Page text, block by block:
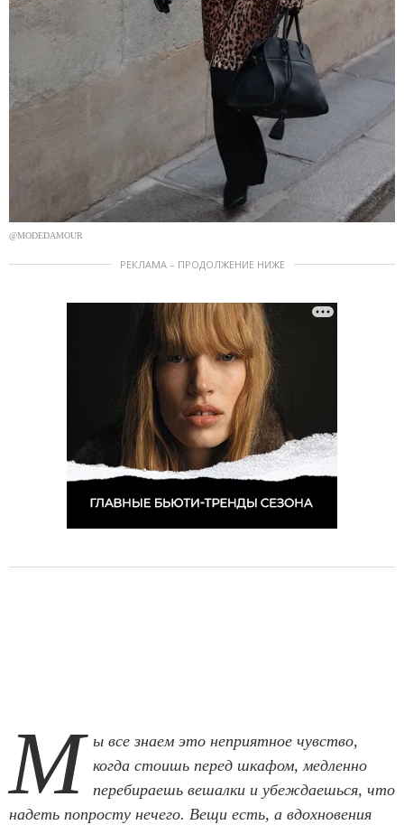
@MODEDAMOUR
РЕКЛАМА – ПРОДОЛЖЕНИЕ НИЖЕ
М ы все знаем это неприятное чувство,
когда стоишь перед шкафом, медленно
перебираешь вешалки и убеждаешься, что
надеть попросту нечего. Вещи есть, а вдохновения